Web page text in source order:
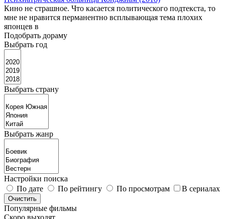
Кино не страшное. Что касается политического подтекста, то
мне не нравится перманентно всплывающая тема плохих
японцев в
Подобрать дораму
Выбрать год
Выбрать страну
Выбрать жанр
Настройки поиска
По дате
По рейтингу По просмотрам В сериалах
Популярные фильмы
Скоро выходят